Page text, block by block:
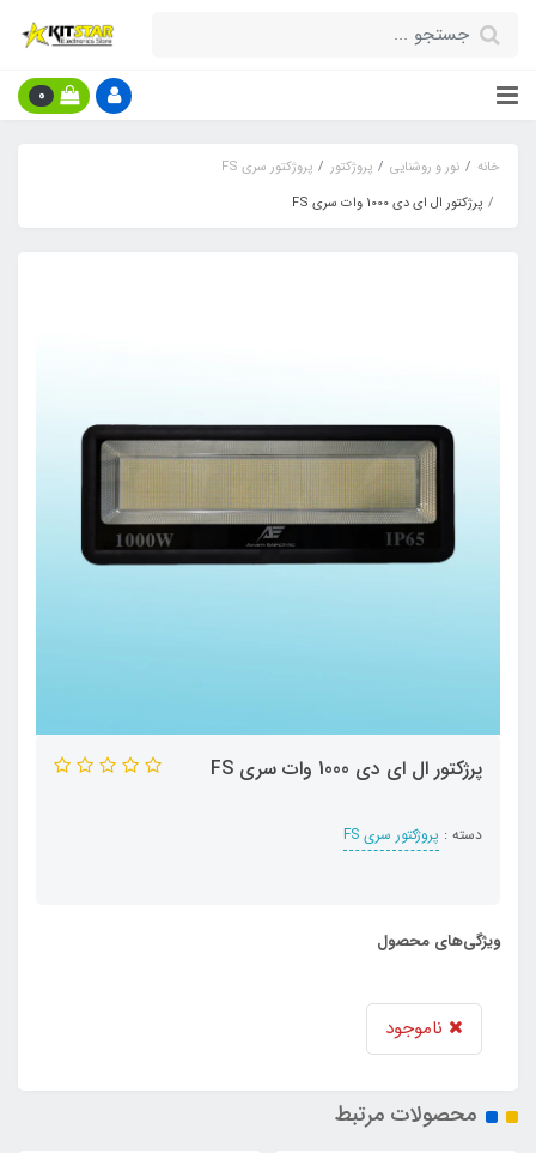
0
خانه نور و روشنایی پروژکتور
پروژکتور سری FS
پرژکتور ال ای دی 1000 وات سری FS
پرژکتور ال ای دی 1000 وات سری FS
دسته : پروژکتور سری FS
ویژگی‌های محصول
ناموجود
محصولات مرتبط